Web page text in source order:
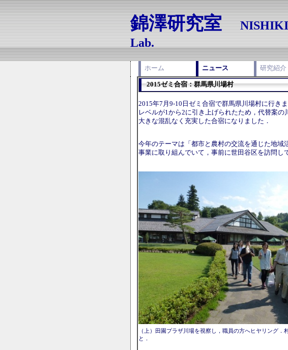
錦澤研究室
Lab.
ホーム ニュース 研究紹介
2015ゼミ合宿：群馬県川場村
2015年7月9-10日ゼミ合宿で群馬県川場村に行き
レベルが1から2に引き上げられたため，代替案
大きな混乱なく充実した合宿になりました．
今年のテーマは「都市と農村の交流を通じた地
事業に取り組んでいて，事前に世田谷区を訪問し
（上）田園プラザ川場を視察し，職員の方へヒヤリング
と．